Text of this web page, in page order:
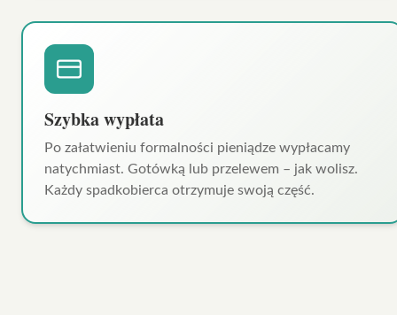
Szybka wypłata
Po załatwieniu formalności pieniądze wypłacamy
natychmiast. Gotówką lub przelewem – jak wolisz.
Każdy spadkobierca otrzymuje swoją część.